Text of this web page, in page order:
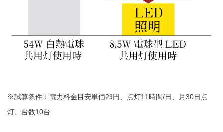
※試算条件：電力料金目安単価29円、点灯11時間/日、月30日点
灯、台数10台